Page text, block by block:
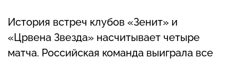
История встреч клубов «Зенит» и
«Црвена Звезда» насчитывает четыре
матча. Российская команда выиграла все